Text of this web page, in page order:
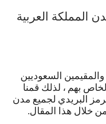
المملكة العربية
السعوديين
بهم ، لذلك قمنا
البريدي لجميع مدن
خلال هذا المقال.